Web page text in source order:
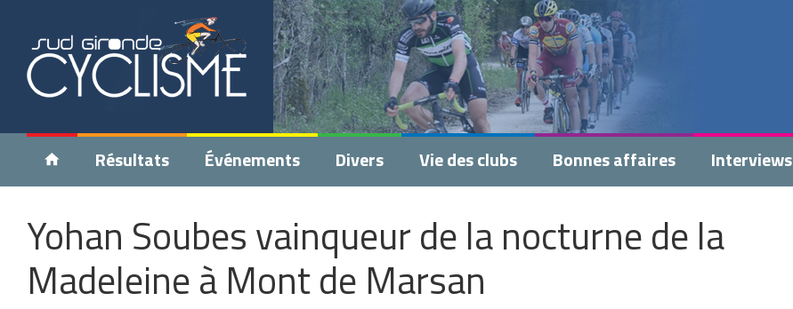
Résultats Événements Divers Vie des clubs Bonnes affaires Interviews
Yohan Soubes vainqueur de la nocturne de la
Madeleine à Mont de Marsan